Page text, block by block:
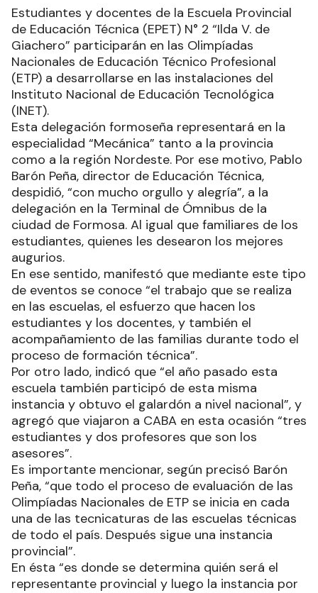
Estudiantes y docentes de la Escuela Provincial
de Educación Técnica (EPET) N° 2 “Ilda V. de
Giachero” participarán en las Olimpíadas
Nacionales de Educación Técnico Profesional
(ETP) a desarrollarse en las instalaciones del
Instituto Nacional de Educación Tecnológica
(INET).
Esta delegación formoseña representará en la
especialidad “Mecánica” tanto a la provincia
como a la región Nordeste. Por ese motivo, Pablo
Barón Peña, director de Educación Técnica,
despidió, “con mucho orgullo y alegría”, a la
delegación en la Terminal de Ómnibus de la
ciudad de Formosa. Al igual que familiares de los
estudiantes, quienes les desearon los mejores
augurios.
En ese sentido, manifestó que mediante este tipo
de eventos se conoce “el trabajo que se realiza
en las escuelas, el esfuerzo que hacen los
estudiantes y los docentes, y también el
acompañamiento de las familias durante todo el
proceso de formación técnica”.
Por otro lado, indicó que “el año pasado esta
escuela también participó de esta misma
instancia y obtuvo el galardón a nivel nacional”, y
agregó que viajaron a CABA en esta ocasión “tres
estudiantes y dos profesores que son los
asesores”.
Es importante mencionar, según precisó Barón
Peña, “que todo el proceso de evaluación de las
Olimpíadas Nacionales de ETP se inicia en cada
una de las tecnicaturas de las escuelas técnicas
de todo el país. Después sigue una instancia
provincial”.
En ésta “es donde se determina quién será el
representante provincial y luego la instancia por